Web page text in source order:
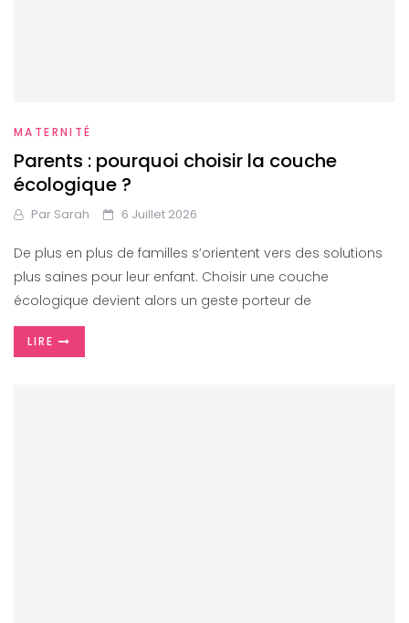
MATERNITÉ
Parents : pourquoi choisir la couche
écologique ?
Par Sarah 6 Juillet 2026
De plus en plus de familles s’orientent vers des solutions
plus saines pour leur enfant. Choisir une couche
écologique devient alors un geste porteur de
LIRE